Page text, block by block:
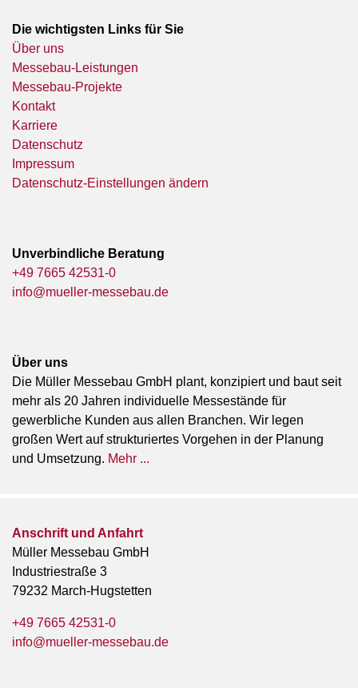
Die wichtigsten Links für Sie
Über uns
Messebau-Leistungen
Messebau-Projekte
Kontakt
Karriere
Datenschutz
Impressum
Datenschutz-Einstellungen ändern
Unverbindliche Beratung
+49 7665 42531-0
info@mueller-messebau.de
Über uns
Die Müller Messebau GmbH plant, konzipiert und baut seit
mehr als 20 Jahren individuelle Messestände für
gewerbliche Kunden aus allen Branchen. Wir legen
großen Wert auf strukturiertes Vorgehen in der Planung
und Umsetzung. Mehr ...
Anschrift und Anfahrt
Müller Messebau GmbH
Industriestraße 3
79232 March-Hugstetten
+49 7665 42531-0
info@mueller-messebau.de